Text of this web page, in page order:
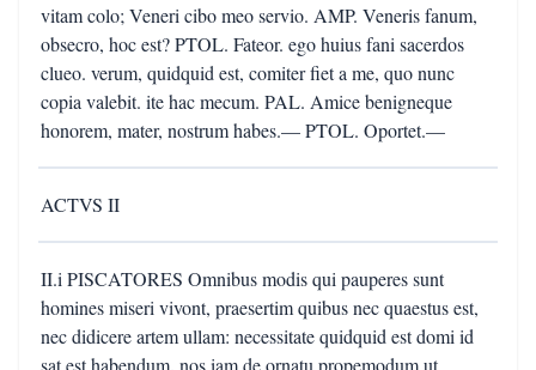
vitam colo; Veneri cibo meo servio. AMP. Veneris fanum,
obsecro, hoc est? PTOL. Fateor. ego huius fani sacerdos
clueo. verum, quidquid est, comiter fiet a me, quo nunc
copia valebit. ite hac mecum. PAL. Amice benigneque
honorem, mater, nostrum habes.— PTOL. Oportet.—
ACTVS II
II.i PISCATORES Omnibus modis qui pauperes sunt
homines miseri vivont, praesertim quibus nec quaestus est,
nec didicere artem ullam: necessitate quidquid est domi id
sat est habendum. nos iam de ornatu propemodum ut